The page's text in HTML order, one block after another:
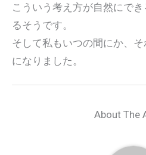
こういう考え方が自然にで
るそうです。
そして私もいつの間にか、
になりました。
About The